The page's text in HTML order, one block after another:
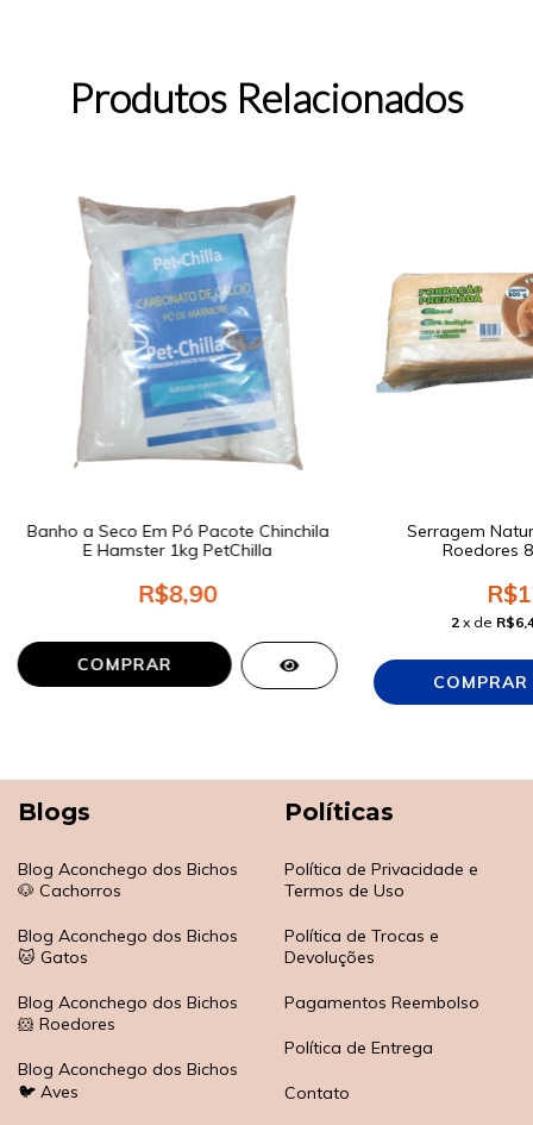
Produtos Relacionados
Banho a Seco Em Pó Pacote Chinchila
E Hamster 1kg PetChilla
R$8,90
COMPRAR
Serragem
Roedores
2 x de
Blogs
Blog Aconchego dos Bichos
🐶 Cachorros
Blog Aconchego dos Bichos
🐱 Gatos
Blog Aconchego dos Bichos
🐹 Roedores
Blog Aconchego dos Bichos
🐦 Aves
Políticas
Política de Privacidade e
Termos de Uso
Política de Trocas e
Devoluções
Pagamentos Reembolso
Política de Entrega
Contato